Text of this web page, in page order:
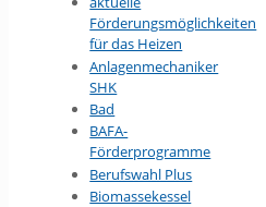
Förderungsmöglichkeiten
für das Heizen
Anlagenmechaniker
SHK
Bad
BAFA-
Förderprogramme
Berufswahl Plus
Biomassekessel